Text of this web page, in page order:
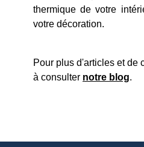
thermique de votre
votre décoration.
Pour plus d'articles et de
à consulter notre blog.